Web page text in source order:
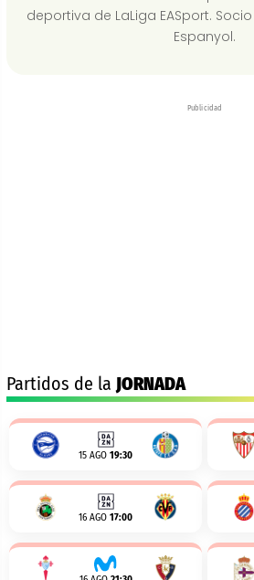
deportiva de LaLiga EASport.
Espanyol.
Publicidad
Partidos de la JORNADA
15 AGO 19:30
16 AGO 17:00